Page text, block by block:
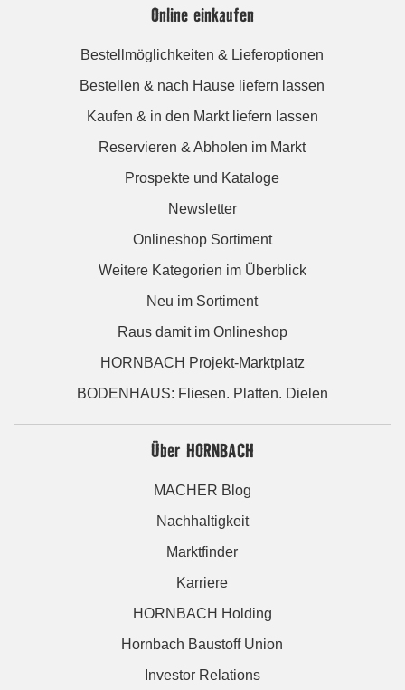
Online einkaufen
Bestellmöglichkeiten & Lieferoptionen
Bestellen & nach Hause liefern lassen
Kaufen & in den Markt liefern lassen
Reservieren & Abholen im Markt
Prospekte und Kataloge
Newsletter
Onlineshop Sortiment
Weitere Kategorien im Überblick
Neu im Sortiment
Raus damit im Onlineshop
HORNBACH Projekt-Marktplatz
BODENHAUS: Fliesen. Platten. Dielen
Über HORNBACH
MACHER Blog
Nachhaltigkeit
Marktfinder
Karriere
HORNBACH Holding
Hornbach Baustoff Union
Investor Relations